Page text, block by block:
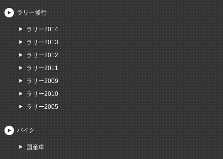
ラリー修行
ラリー2014
ラリー2013
ラリー2012
ラリー2011
ラリー2009
ラリー2010
ラリー2005
バイク
国産車